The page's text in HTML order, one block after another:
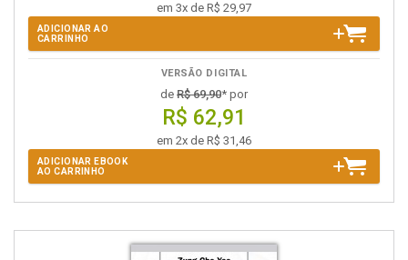
em 3x de R$ 29,97
ADICIONAR AO
CARRINHO
VERSÃO DIGITAL
de R$ 69,90* por
R$ 62,91
em 2x de R$ 31,46
ADICIONAR EBOOK
AO CARRINHO